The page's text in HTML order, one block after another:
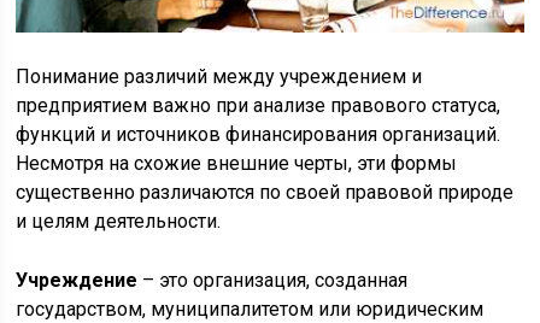
Понимание различий между учреждением и
предприятием важно при анализе правового статуса,
функций и источников финансирования организаций.
Несмотря на схожие внешние черты, эти формы
существенно различаются по своей правовой природе
и целям деятельности.
Учреждение – это организация, созданная
государством, муниципалитетом или юридическим